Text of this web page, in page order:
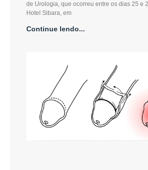
de Urologia, que ocorreu entre os dias 25 e
Hotel Sibara, em
Continue lendo...